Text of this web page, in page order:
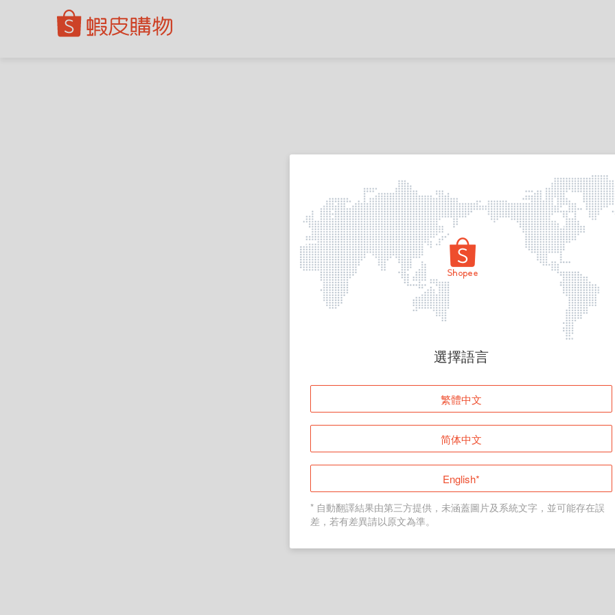
頁面無法顯示
登入
返回首頁
選擇語言
繁體中文
简体中文
English*
* 自動翻譯結果由第三方提供，未涵蓋圖片及系統文字，並可能存在誤
差，若有差異請以原文為準。